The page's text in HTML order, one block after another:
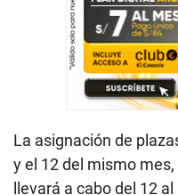
La asignación de
y el 12 del mismo
llevará a cabo del 12